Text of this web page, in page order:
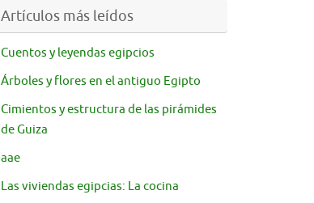
Artículos más leídos
Cuentos y leyendas egipcios
Árboles y flores en el antiguo Egipto
Cimientos y estructura de las pirámides
de Guiza
aae
Las viviendas egipcias: La cocina